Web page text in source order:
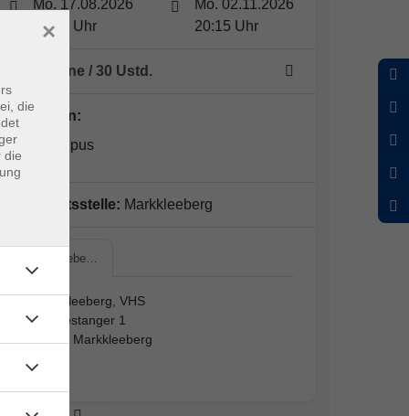
Mo. 17.08.2026
18:00 Uhr
Mo. 02.11.2026
20:15 Uhr
10 Termine / 30 Ustd.
Dozent*in:
Bianca Lipus
Geschäftsstelle: Markkleeberg
Markkleebe…
Markkleeberg, VHS
Am Festanger 1
04416 Markkleeberg
die
die
×